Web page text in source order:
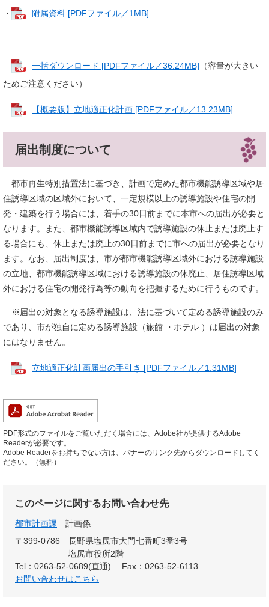
・ 附属資料 [PDFファイル／1MB]
一括ダウンロード [PDFファイル／36.24MB] （容量が大きい
ためご注意ください）
【概要版】立地適正化計画 [PDFファイル／13.23MB]
届出制度について
都市再生特別措置法に基づき、計画で定めた都市機能誘導区域や居
住誘導区域の区域外において、一定規模以上の誘導施設や住宅の開
発・建築を行う場合には、着手の30日前までに本市への届出が必要と
なります。また、都市機能誘導区域内で誘導施設の休止または廃止す
る場合にも、休止または廃止の30日前までに市への届出が必要となり
ます。なお、届出制度は、市が都市機能誘導区域外における誘導施設
の立地、都市機能誘導区域における誘導施設の休廃止、居住誘導区域
外における住宅の開発行為等の動向を把握するために行うものです。
※届出の対象となる誘導施設は、法に基づいて定める誘導施設のみ
であり、市が独自に定める誘導施設（旅館 ・ホテル ）は届出の対象
にはなりません。
立地適正化計画届出の手引き [PDFファイル／1.31MB]
PDF形式のファイルをご覧いただく場合には、Adobe社が提供するAdobe
Readerが必要です。
Adobe Readerをお持ちでない方は、バナーのリンク先からダウンロードしてく
ださい。（無料）
このページに関するお問い合わせ先
都市計画課
計画係
〒399-0786
長野県塩尻市大門七番町3番3号
塩尻市役所2階
Tel：0263-52-0689(直通)
Fax：0263-52-6113
お問い合わせはこちら